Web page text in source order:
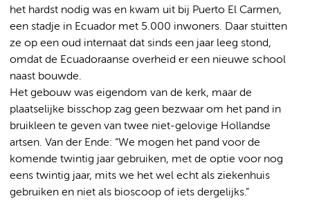
het hardst nodig was en kwam uit bij Puerto El Carmen,
een stadje in Ecuador met 5.000 inwoners. Daar stuitten
ze op een oud internaat dat sinds een jaar leeg stond,
omdat de Ecuadoraanse overheid er een nieuwe school
naast bouwde.
Het gebouw was eigendom van de kerk, maar de
plaatselijke bisschop zag geen bezwaar om het pand in
bruikleen te geven van twee niet-gelovige Hollandse
artsen. Van der Ende: “We mogen het pand voor de
komende twintig jaar gebruiken, met de optie voor nog
eens twintig jaar, mits we het wel echt als ziekenhuis
gebruiken en niet als bioscoop of iets dergelijks.”